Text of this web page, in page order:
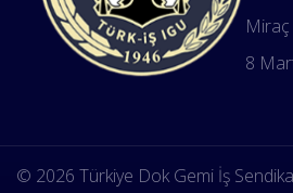
8
© 2026 Türkiye Dok Gemi İş